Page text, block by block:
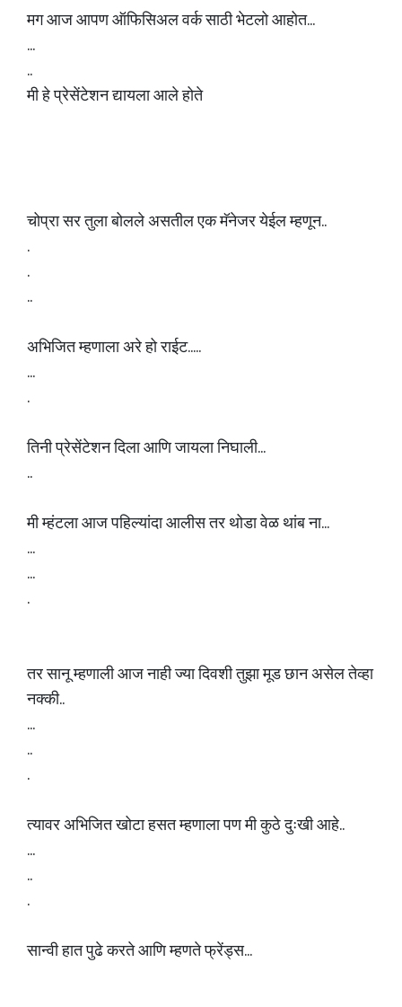
मग आज आपण ऑफिसिअल वर्क साठी भेटलो आहोत...
...
..
मी हे प्रेसेंटेशन द्यायला आले होते
चोप्रा सर तुला बोलले असतील एक मॅनेजर येईल म्हणून..
.
.
..
अभिजित म्हणाला अरे हो राईट.....
...
.
तिनी प्रेसेंटेशन दिला आणि जायला निघाली...
..
मी म्हंटला आज पहिल्यांदा आलीस तर थोडा वेळ थांब ना...
...
...
.
तर सानू म्हणाली आज नाही ज्या दिवशी तुझा मूड छान असेल तेव्हा
नक्की..
...
..
.
त्यावर अभिजित खोटा हसत म्हणाला पण मी कुठे दुःखी आहे..
...
..
.
सान्वी हात पुढे करते आणि म्हणते फ्रेंड्स...